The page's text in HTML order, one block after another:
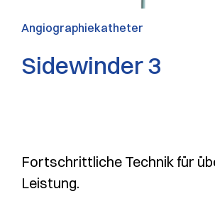
Angiographiekatheter
Sidewinder 3
Fortschrittliche Technik für
Leistung.